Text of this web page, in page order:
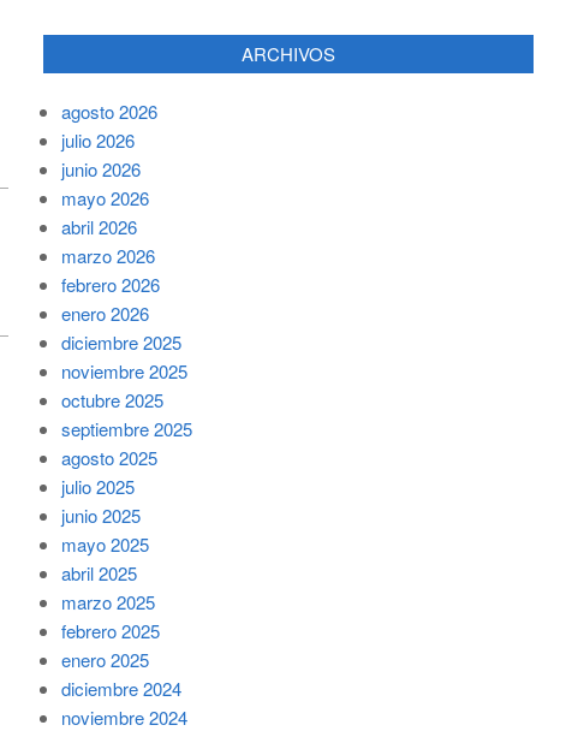
ARCHIVOS
agosto 2026
julio 2026
junio 2026
mayo 2026
abril 2026
marzo 2026
febrero 2026
enero 2026
diciembre 2025
noviembre 2025
octubre 2025
septiembre 2025
agosto 2025
julio 2025
junio 2025
mayo 2025
abril 2025
marzo 2025
febrero 2025
enero 2025
diciembre 2024
noviembre 2024